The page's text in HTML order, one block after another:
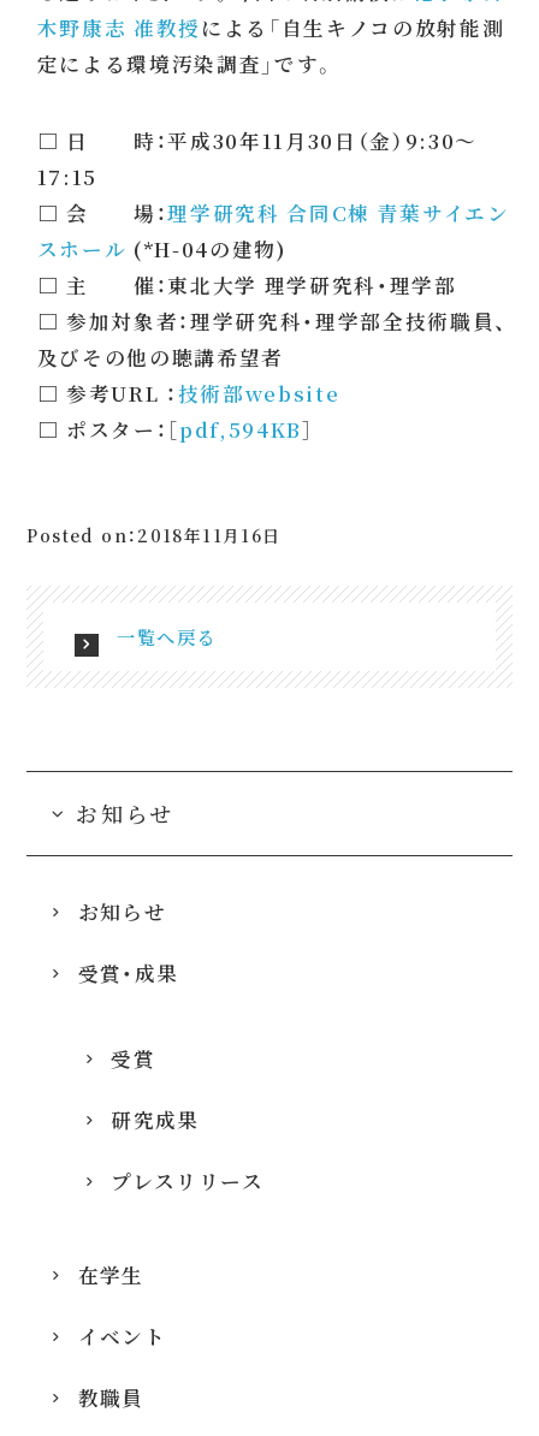
木野康志 准教授による「自生キノコの放射能測
定による環境汚染調査」です。
□ 日 時：平成30年11月30日（金）9:30〜
17:15
□ 会 場：理学研究科 合同C棟 青葉サイエン
スホール (*H-04の建物)
□ 主 催：東北大学 理学研究科・理学部
□ 参加対象者：理学研究科・理学部全技術職員、
及びその他の聴講希望者
□ 参考URL ：技術部website
□ ポスター：［pdf,594KB］
Posted on：2018年11月16日
一覧へ戻る
お知らせ
お知らせ
受賞・成果
受賞
研究成果
プレスリリース
在学生
イベント
教職員